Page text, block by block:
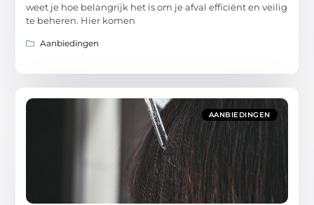
weet je hoe belangrijk het is om je afval efficiënt en veilig
te beheren. Hier komen
Aanbiedingen
AANBIEDINGEN